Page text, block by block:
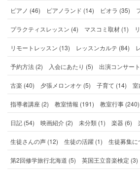
ピアノ (46) ピアノランド (14) ビオラ (35)
プラクティスレッスン (4) マスコミ取材 (1)
リモートレッスン (13) レッスンカルテ (84)
予約方法 (2) 入会にあたり (5) 出演コンサー
古楽 (40) 夕張メロンオケ (5) 子育て (14) 室
指導者講座 (2) 教室情報 (191) 教室行事 (240)
日記 (54) 映画紹介 (2) 未分類 (1) 楽器 (6)
生徒さんの声 (12) 生徒の活躍 (1) 生徒募集に
第2回修学旅行北海道 (5) 英国王立音楽検定 (3)